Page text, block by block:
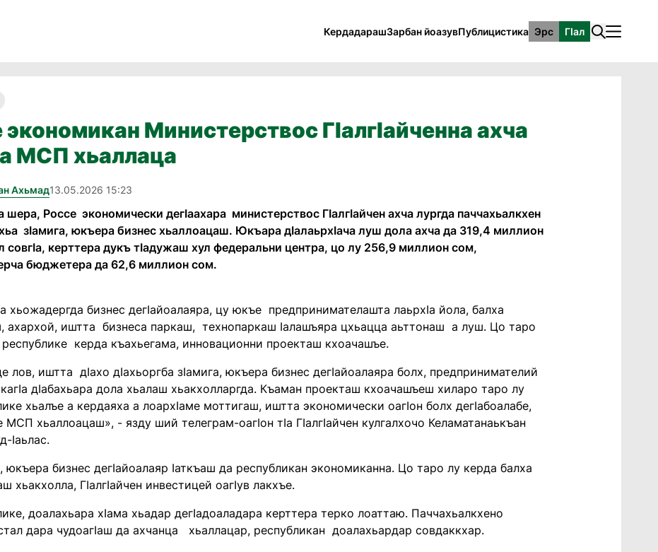
КердадарашЗарбан йоазувПублицистика Эрс ГӀал
экономикан Министерствос Гӏалгӏайченна ахча
МСП хьаллаца
Ахьмад13.05.2026 15:23
шера, Россе экономически дегӏаахара министерствос Гӏалгӏайчен ахча лургда паччахьалкхен
зӏамига, юкъера бизнес хьаллоацаш. Юкъара дӏалаьрхӏача луш дола ахча да 319,4 миллион
совгӏа, керттера дукъ тӏадужаш хул федеральни центра, цо лу 256,9 миллион сом,
бюджетера да 62,6 миллион сом.
хьожадергда бизнес дегӏайоалаяра, цу юкъе предпринимателашта лаьрхӏа йола, балха
ахархой, иштта бизнеса паркаш, технопаркаш ӏалашъяра цхьацца аьттонаш а луш. Цо таро
керда къахьегама, инновационни проекташ кхоачашъе.
лов, иштта дӏахо дӏахьоргба зӏамига, юкъера бизнес дегӏайоалаяра болх, предпринимателий
дӏабахьара дола хьалаш хьакхолларгда. Къаман проекташ кхоачашъеш хиларо таро лу
хьалъе а кердаяха а лоархӏаме моттигаш, иштта экономически оагӏон болх дегӏабоалабе,
хьаллоацаш», - язду ший телеграм-оагӏон тӏа Гӏалгӏайчен кулгалхочо Келаматанаькъан
Ӏаьлас.
юкъера бизнес дегӏайоалаяр ӏаткъаш да республикан экономиканна. Цо таро лу керда балха
хьакхолла, Гӏалгӏайчен инвестицей оагӏув лакхъе.
доалахьара хӏама хьадар дегӏадоаладара керттера терко лоаттаю. Паччахьалкхено
дара чудоагӏаш да ахчанца хьаллацар, республикан доалахьардар совдаккхар.